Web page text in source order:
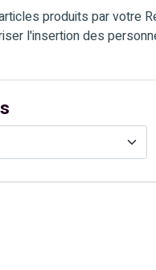
produits par votre
l'insertion des